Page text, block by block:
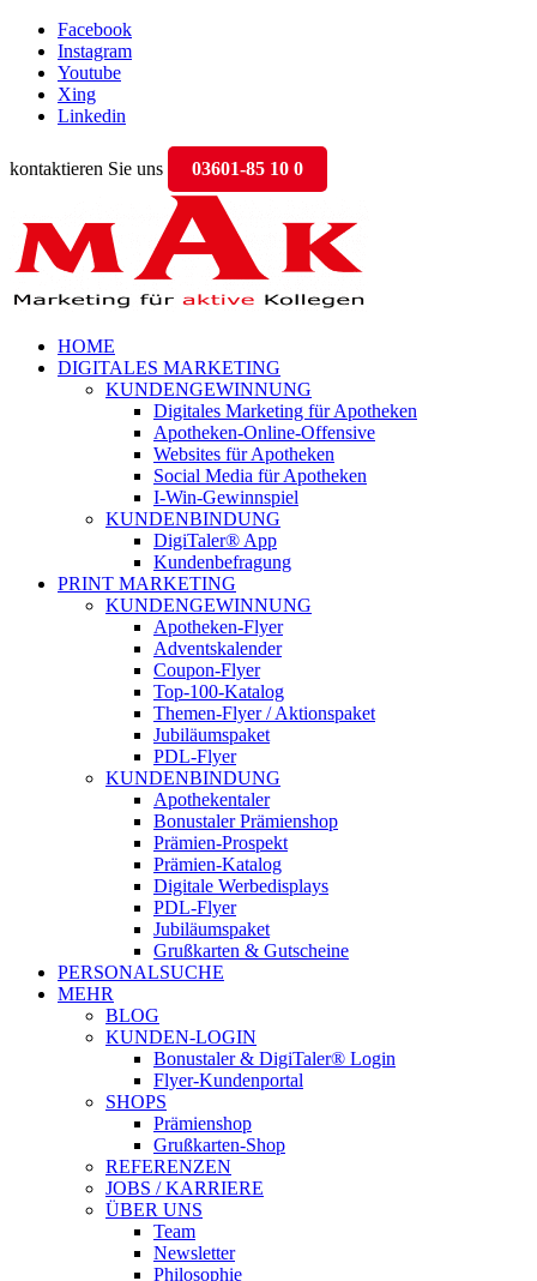
Facebook
Instagram
Youtube
Xing
Linkedin
kontaktieren Sie uns 03601-85 10 0
HOME
DIGITALES MARKETING
KUNDENGEWINNUNG
Digitales Marketing für Apotheken
Apotheken-Online-Offensive
Websites für Apotheken
Social Media für Apotheken
I-Win-Gewinnspiel
KUNDENBINDUNG
DigiTaler® App
Kundenbefragung
PRINT MARKETING
KUNDENGEWINNUNG
Apotheken-Flyer
Adventskalender
Coupon-Flyer
Top-100-Katalog
Themen-Flyer / Aktionspaket
Jubiläumspaket
PDL-Flyer
KUNDENBINDUNG
Apothekentaler
Bonustaler Prämienshop
Prämien-Prospekt
Prämien-Katalog
Digitale Werbedisplays
PDL-Flyer
Jubiläumspaket
Grußkarten & Gutscheine
PERSONALSUCHE
MEHR
BLOG
KUNDEN-LOGIN
Bonustaler & DigiTaler® Login
Flyer-Kundenportal
SHOPS
Prämienshop
Grußkarten-Shop
REFERENZEN
JOBS / KARRIERE
ÜBER UNS
Team
Newsletter
Philosophie